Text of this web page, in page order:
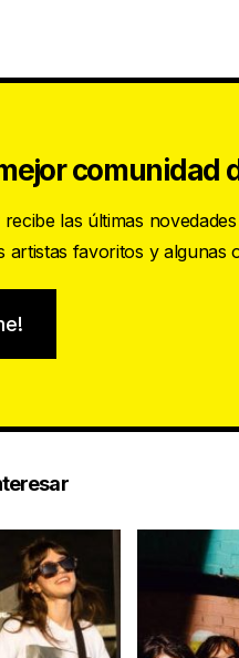
comunidad
las últimas
artistas favoritos y algunas